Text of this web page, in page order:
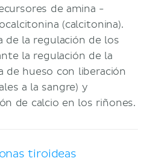
de amina -
(calcitonina).
de la regulación de los
la regulación de la
de hueso con liberación
a la sangre) y
de calcio en los riñones.
tiroideas